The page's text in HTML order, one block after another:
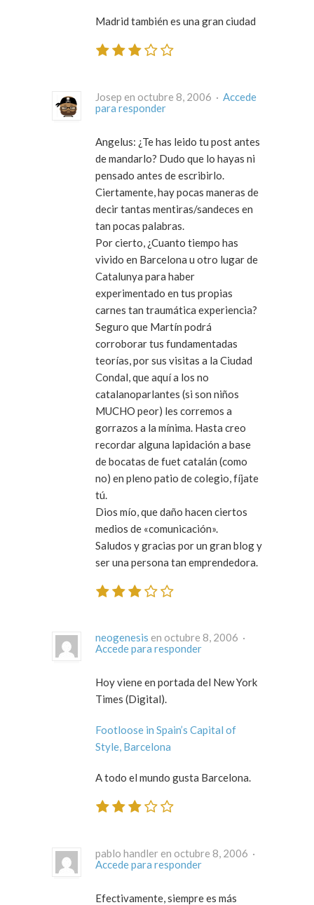
Madrid también es una gran ciudad
Josep en octubre 8, 2006 · Accede
para responder
Angelus: ¿Te has leido tu post antes
de mandarlo? Dudo que lo hayas ni
pensado antes de escribirlo.
Ciertamente, hay pocas maneras de
decir tantas mentiras/sandeces en
tan pocas palabras.
Por cierto, ¿Cuanto tiempo has
vivido en Barcelona u otro lugar de
Catalunya para haber
experimentado en tus propias
carnes tan traumática experiencia?
Seguro que Martín podrá
corroborar tus fundamentadas
teorías, por sus visitas a la Ciudad
Condal, que aquí a los no
catalanoparlantes (si son niños
MUCHO peor) les corremos a
gorrazos a la mínima. Hasta creo
recordar alguna lapidación a base
de bocatas de fuet catalán (como
no) en pleno patio de colegio, fíjate
tú.
Dios mío, que daño hacen ciertos
medios de «comunicación».
Saludos y gracias por un gran blog y
ser una persona tan emprendedora.
neogenesis
en octubre 8, 2006 ·
Accede para responder
Hoy viene en portada del New York
Times (Digital).
Footloose in Spain’s Capital of
Style, Barcelona
A todo el mundo gusta Barcelona.
pablo handler en octubre 8, 2006 ·
Accede para responder
Efectivamente, siempre es más